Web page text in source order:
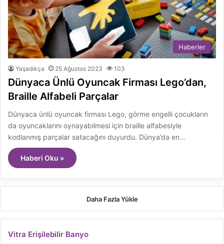
Haberler
Yaşadıkça 25 Ağustos 2023 103
Dünyaca Ünlü Oyuncak Firması Lego’dan,
Braille Alfabeli Parçalar
Dünyaca ünlü oyuncak firması Lego, görme engelli çocukların
da oyuncaklarını oynayabilmesi için braille alfabesiyle
kodlanmış parçalar satacağını duyurdu. Dünya’da en…
Haberi Oku »
Daha Fazla Yükle
Vitra Erişilebilir Banyo